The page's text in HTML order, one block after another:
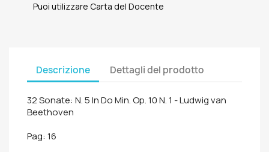
Puoi utilizzare Carta del Docente
Descrizione Dettagli del prodotto
32 Sonate: N. 5 In Do Min. Op. 10 N. 1 - Ludwig van
Beethoven
Pag: 16